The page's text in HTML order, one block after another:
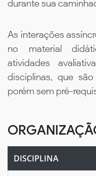
durante sua
As interações
no material
atividades
disciplinas, que
porém sem pré-
DISCIPLINA